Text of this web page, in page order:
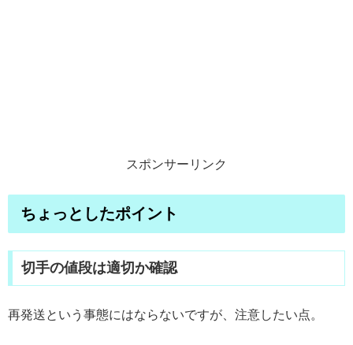
スポンサーリンク
ちょっとしたポイント
切手の値段は適切か確認
再発送という事態にはならないですが、注意したい点。